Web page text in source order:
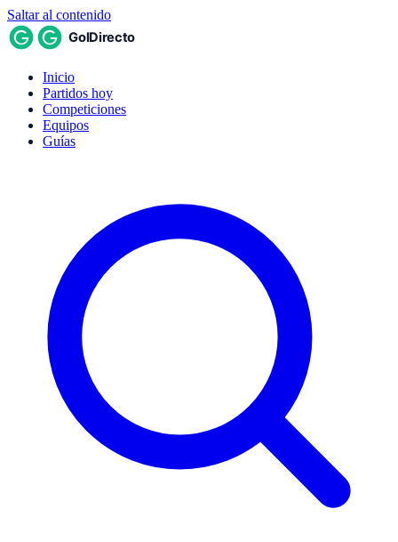
Saltar al contenido
Inicio
Partidos hoy
Competiciones
Equipos
Guías